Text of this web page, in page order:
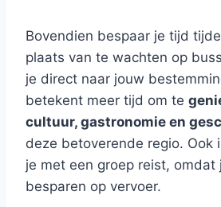
Bovendien bespaar je tijd
plaats van te wachten op
je direct naar jouw
betekent meer tijd om te
cultuur, gastronomie en
deze betoverende regio. Ook
je met een groep reist, omdat
besparen op vervoer.